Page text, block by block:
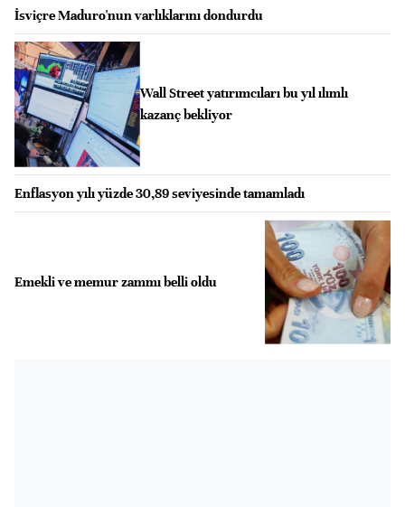
İsviçre Maduro'nun varlıklarını dondurdu
Wall Street yatırımcıları bu yıl ılımlı
kazanç bekliyor
Enflasyon yılı yüzde 30,89 seviyesinde tamamladı
Emekli ve memur zammı belli oldu